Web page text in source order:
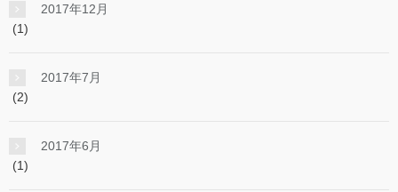
2017年12月
(1)
2017年7月
(2)
2017年6月
(1)